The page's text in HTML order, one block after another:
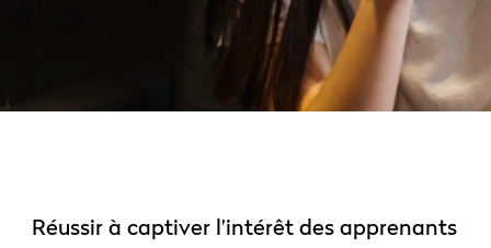
Réussir à captiver l’intérêt des apprenants